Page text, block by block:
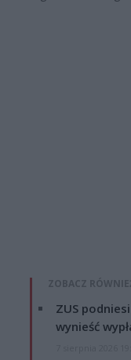
ZOBACZ
ZUS
wynieść